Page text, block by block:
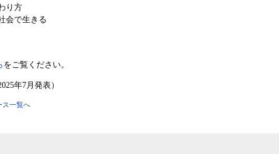
り方
で生きる
をご覧ください。
年7月発表）
ス一覧へ